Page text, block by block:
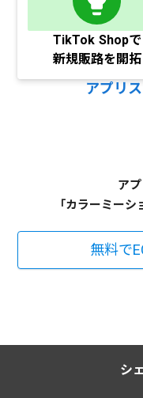
TikTok Shopで
新規販路を開拓
アプリ
ア
「カラーミーシ
無料で
シ